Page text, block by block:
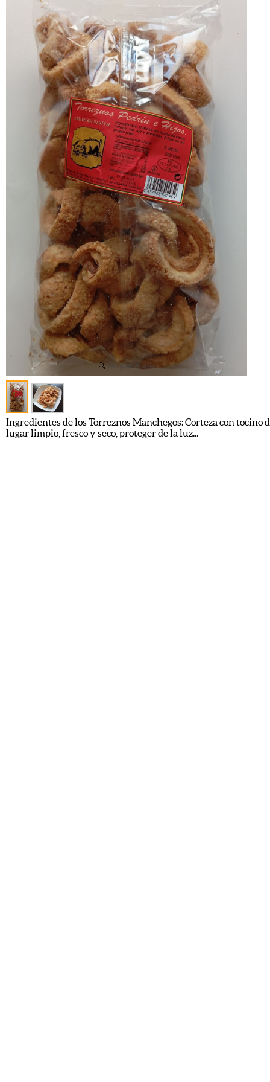
Clic para Ampliar
Ingredientes de los Torreznos Manchegos: Corteza con
lugar limpio, fresco y seco, proteger de la luz...